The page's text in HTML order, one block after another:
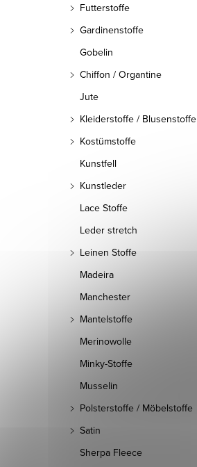
Futterstoffe
Gardinenstoffe
Gobelin
Chiffon / Organtine
Jute
Kleiderstoffe / Blusenstoffe
Kostümstoffe
Kunstfell
Kunstleder
Lace Stoffe
Leder stretch
Leinen Stoffe
Madeira
Manchester
Mantelstoffe
Merinowolle
Minky-Stoffe
Musselin
Polsterstoffe / Möbelstoffe
Satin
Sherpa Fleece